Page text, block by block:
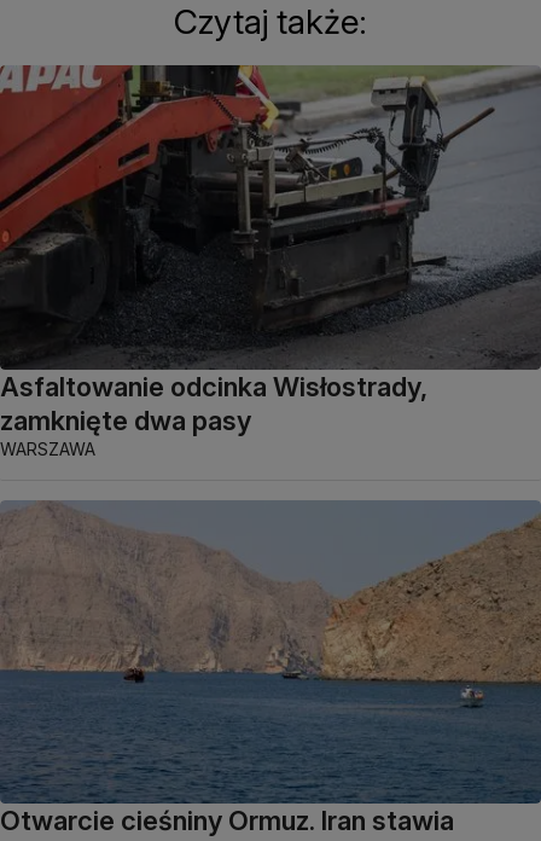
Czytaj także:
Asfaltowanie odcinka Wisłostrady,
zamknięte dwa pasy
WARSZAWA
Otwarcie cieśniny Ormuz. Iran stawia